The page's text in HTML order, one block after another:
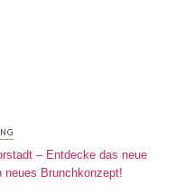
– Entdecke das neue
neues Brunchkonzept!